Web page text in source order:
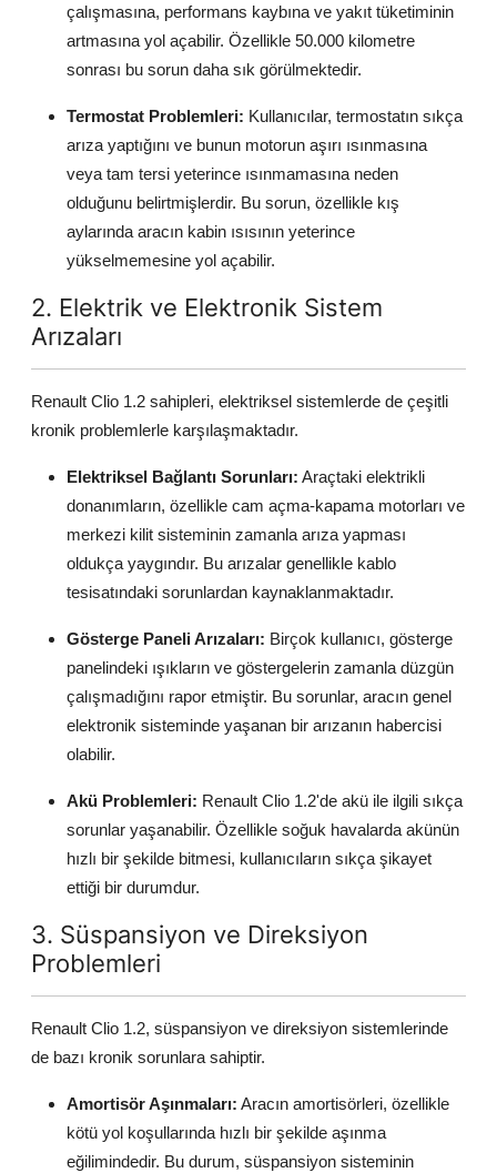
çalışmasına, performans kaybına ve yakıt tüketiminin
artmasına yol açabilir. Özellikle 50.000 kilometre
sonrası bu sorun daha sık görülmektedir.
Termostat Problemleri: Kullanıcılar, termostatın sıkça
arıza yaptığını ve bunun motorun aşırı ısınmasına
veya tam tersi yeterince ısınmamasına neden
olduğunu belirtmişlerdir. Bu sorun, özellikle kış
aylarında aracın kabin ısısının yeterince
yükselmemesine yol açabilir.
2. Elektrik ve Elektronik Sistem
Arızaları
Renault Clio 1.2 sahipleri, elektriksel sistemlerde de çeşitli
kronik problemlerle karşılaşmaktadır.
Elektriksel Bağlantı Sorunları: Araçtaki elektrikli
donanımların, özellikle cam açma-kapama motorları ve
merkezi kilit sisteminin zamanla arıza yapması
oldukça yaygındır. Bu arızalar genellikle kablo
tesisatındaki sorunlardan kaynaklanmaktadır.
Gösterge Paneli Arızaları: Birçok kullanıcı, gösterge
panelindeki ışıkların ve göstergelerin zamanla düzgün
çalışmadığını rapor etmiştir. Bu sorunlar, aracın genel
elektronik sisteminde yaşanan bir arızanın habercisi
olabilir.
Akü Problemleri: Renault Clio 1.2'de akü ile ilgili sıkça
sorunlar yaşanabilir. Özellikle soğuk havalarda akünün
hızlı bir şekilde bitmesi, kullanıcıların sıkça şikayet
ettiği bir durumdur.
3. Süspansiyon ve Direksiyon
Problemleri
Renault Clio 1.2, süspansiyon ve direksiyon sistemlerinde
de bazı kronik sorunlara sahiptir.
Amortisör Aşınmaları: Aracın amortisörleri, özellikle
kötü yol koşullarında hızlı bir şekilde aşınma
eğilimindedir. Bu durum, süspansiyon sisteminin